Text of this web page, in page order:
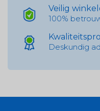
Veilig
100%
Deskundig